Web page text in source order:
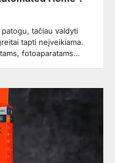
tačiau valdyti
tapti neįveikiama.
fotoaparatams…